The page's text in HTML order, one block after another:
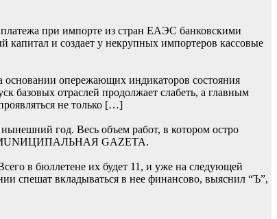
при импорте из стран ЕАЭС банковскими
капитал и создает у некрупных импортеров кассовые
опережающих индикаторов состояния
базовых отраслей продолжает слабеть, а главным
не только […]
год. Весь объем работ, в котором остро
на MUNИЦИПАЛЬНАЯ GAZЕТА.
в бюллетене их будет 11, и уже на следующей
спешат вкладываться в нее финансово, выяснил “Ъ”,